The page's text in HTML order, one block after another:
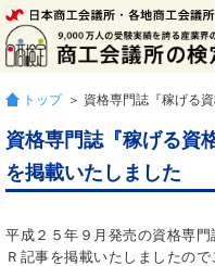
トップ ＞ 資格専門誌『稼げる資
資格専門誌『稼げる資
を掲載いたしました
平成２５年９月発売の資格専
Ｒ記事を掲載いたしましたので